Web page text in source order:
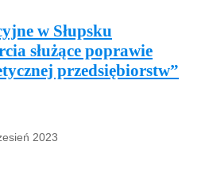
w Słupsku
służące poprawie
przedsiębiorstw”
2023